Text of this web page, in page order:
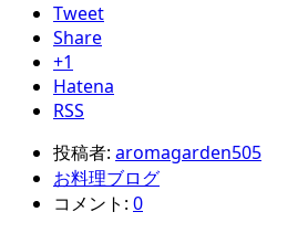
Tweet
Share
+1
Hatena
RSS
投稿者: aromagarden505
お料理ブログ
コメント: 0